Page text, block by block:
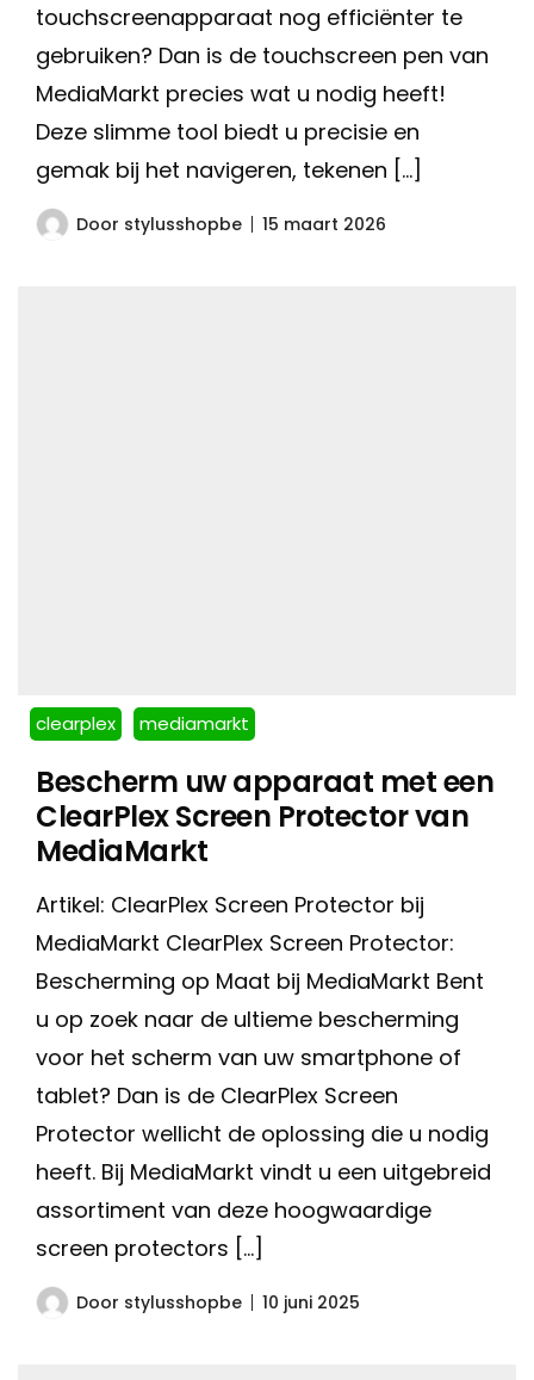
touchscreenapparaat nog efficiënter te
gebruiken? Dan is de touchscreen pen van
MediaMarkt precies wat u nodig heeft!
Deze slimme tool biedt u precisie en
gemak bij het navigeren, tekenen […]
Door stylusshopbe 15 maart 2026
clearplex mediamarkt
Bescherm uw apparaat met een
ClearPlex Screen Protector van
MediaMarkt
Artikel: ClearPlex Screen Protector bij
MediaMarkt ClearPlex Screen Protector:
Bescherming op Maat bij MediaMarkt Bent
u op zoek naar de ultieme bescherming
voor het scherm van uw smartphone of
tablet? Dan is de ClearPlex Screen
Protector wellicht de oplossing die u nodig
heeft. Bij MediaMarkt vindt u een uitgebreid
assortiment van deze hoogwaardige
screen protectors […]
Door stylusshopbe 10 juni 2025